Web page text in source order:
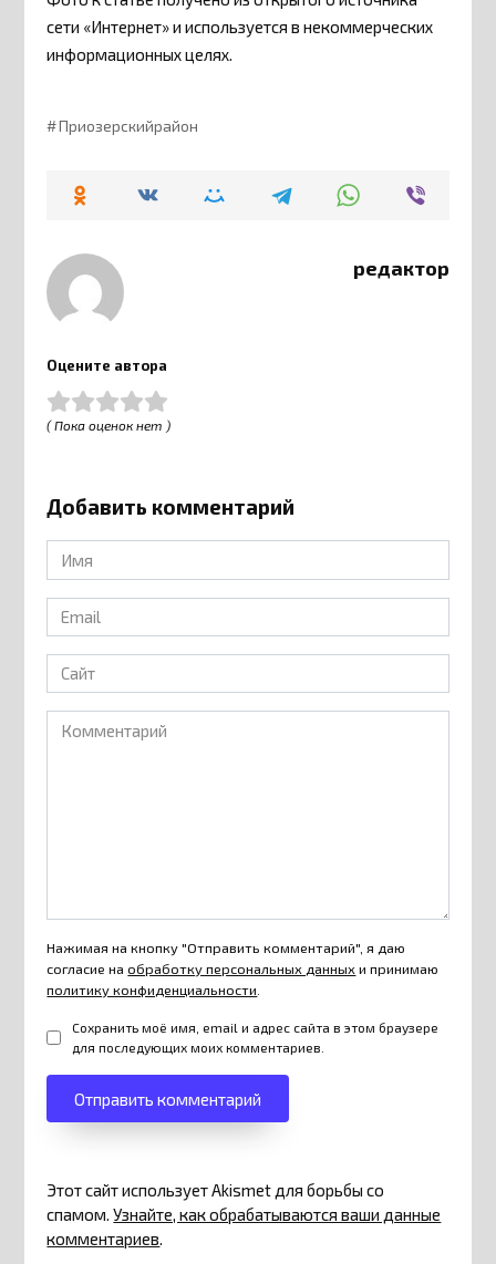
сети «Интернет» и используется в некоммерческих
информационных целях.
Приозерскийрайон
редактор
Оцените автора
( Пока оценок нет )
Добавить комментарий
Имя
*
Email
*
Сайт
Комментарий
Нажимая на кнопку "Отправить комментарий", я даю
согласие наобработку персональных данныхи принимаю
политику конфиденциальности.
Сохранить моё имя, email и адрес сайта в этом браузере
для последующих моих комментариев.
Этот сайт использует Akismet для борьбы со
спамом.Узнайте, как обрабатываются ваши данные
комментариев.